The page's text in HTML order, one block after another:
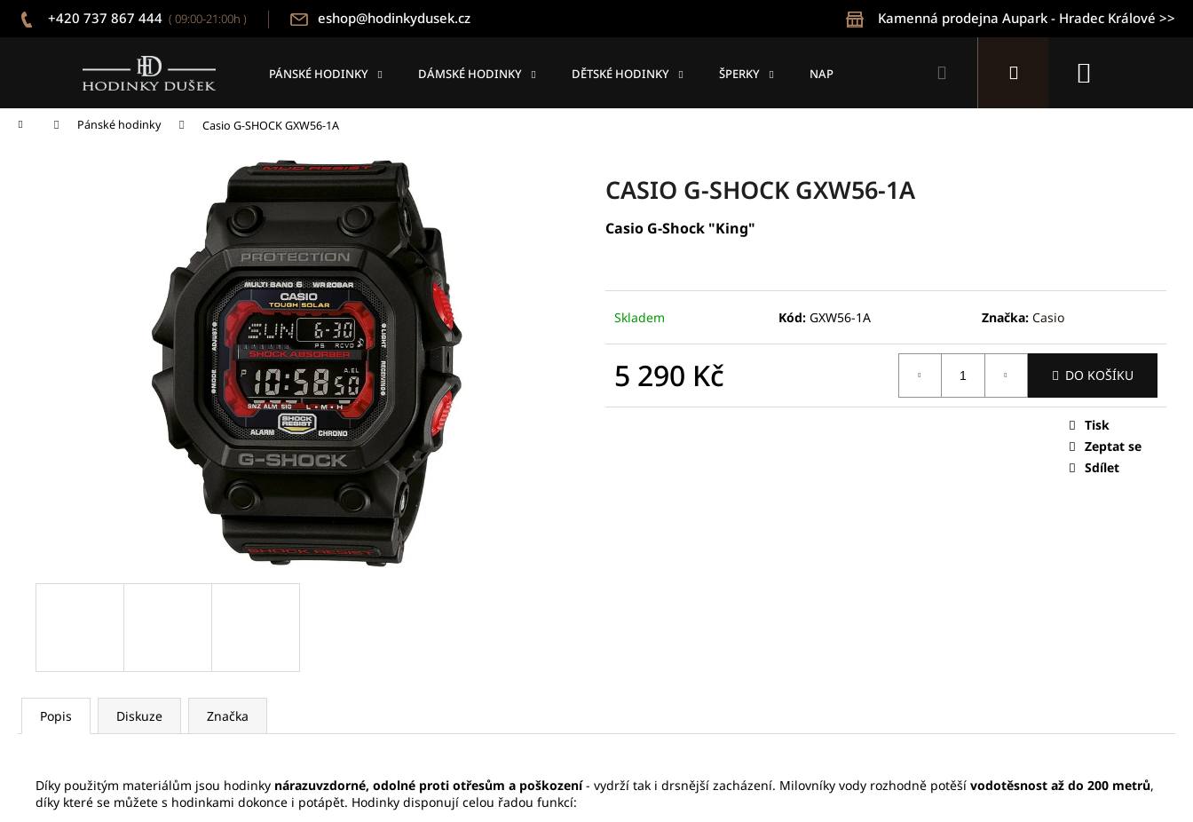
Přejít
+420 737 867 444 ( 09:00-21:00h ) eshop@hodinkydusek.cz Kamenná prodejna Aupark - Hradec Králové >>
PÁNSKÉ HODINKY DÁMSKÉ HODINKY DĚTSKÉ HODINKY ŠPERKY NAPIŠTE NÁM Přihlášení
Domů Pánské hodinky Casio G-SHOCK GXW56-1A
CASIO G-SHOCK GXW56-1A
Casio G-Shock "King"
Skladem Kód: GXW56-1A Značka: Casio
5 290 Kč DO KOŠÍKU
Tisk
Zeptat se
Sdílet
Popis Diskuze Značka
Díky použitým materiálům jsou hodinky nárazuvzdorné, odolné proti otřesům a poškození- vydrží tak i drsnější zacházení. Milovníky vody rozhodně potěší vodotěsnost až do 200 metrů,
díky které se můžete s hodinkami dokonce i potápět. Hodinky disponují celou řadou funkcí:
k
Následující
SEIKO SPB469J1
32 800 Kč
SEIKO SPB467J1
17 875 Kč
Původně:
SEIKO SPB381J1